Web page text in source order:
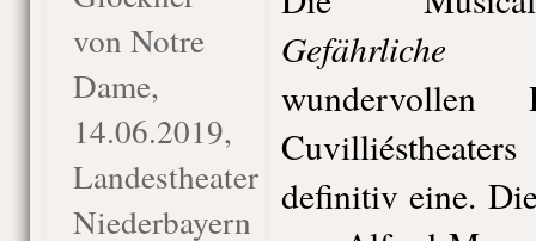
von Notre
Dame,
14.06.2019,
Landestheater
Niederbayern
Gefährliche
wundervollen
definitiv eine.